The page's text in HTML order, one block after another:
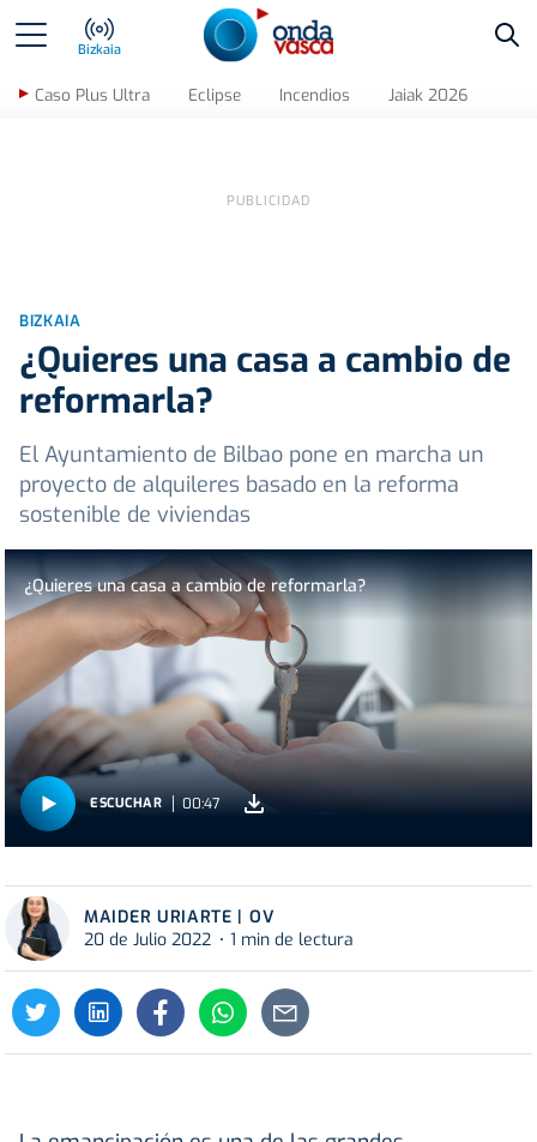
Bizkaia
Caso Plus Ultra Eclipse Incendios Jaiak 2026
BIZKAIA
¿Quieres una casa a cambio de
reformarla?
El Ayuntamiento de Bilbao pone en marcha un
proyecto de alquileres basado en la reforma
sostenible de viviendas
¿Quieres una casa a cambio de reformarla?
ESCUCHAR 00:47
MAIDER URIARTE | OV
20 de Julio 2022
1 min de lectura